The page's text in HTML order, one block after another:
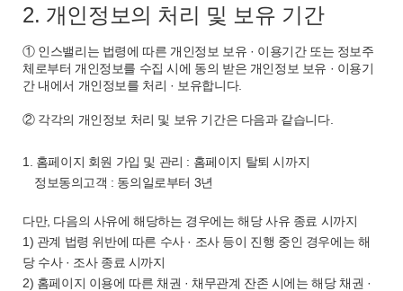
2. 개인정보의 처리 및 보유 기간
① 인스밸리는 법령에 따른 개인정보 보유 · 이용기간 또는 정보주
체로부터 개인정보를 수집 시에 동의 받은 개인정보 보유 · 이용기
간 내에서 개인정보를 처리 · 보유합니다.
② 각각의 개인정보 처리 및 보유 기간은 다음과 같습니다.
1. 홈페이지 회원 가입 및 관리 : 홈페이지 탈퇴 시까지
정보동의고객 : 동의일로부터 3년
다만, 다음의 사유에 해당하는 경우에는 해당 사유 종료 시까지
1) 관계 법령 위반에 따른 수사 · 조사 등이 진행 중인 경우에는 해
당 수사 · 조사 종료 시까지
2) 홈페이지 이용에 따른 채권 · 채무관계 잔존 시에는 해당 채권 ·